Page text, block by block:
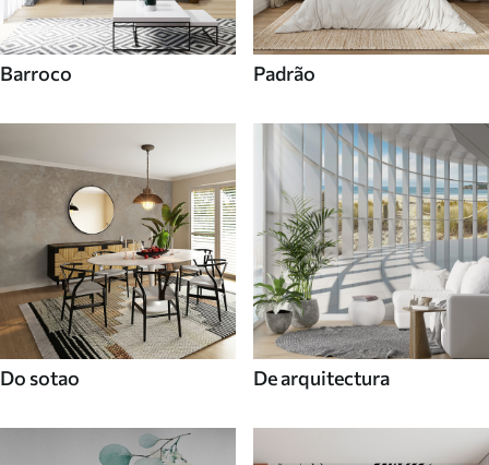
Barroco Padrão
Do sotao De arquitectura